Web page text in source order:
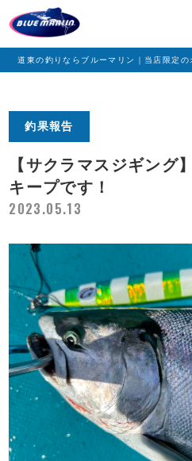
道東の釣りならブルーマリン｜当店限定の
釣果報告
【サクラマスジギング
キープです！
2023.05.13